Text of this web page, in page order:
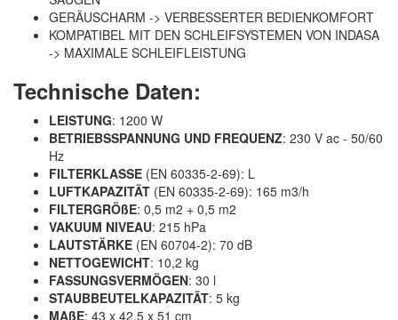
GERÄUSCHARM -> VERBESSERTER BEDIENKOMFORT
KOMPATIBEL MIT DEN SCHLEIFSYSTEMEN VON INDASA
-> MAXIMALE SCHLEIFLEISTUNG
Technische Daten:
LEISTUNG: 1200 W
BETRIEBSSPANNUNG UND FREQUENZ: 230 V ac - 50/60
Hz
FILTERKLASSE (EN 60335-2-69): L
LUFTKAPAZITÄT (EN 60335-2-69): 165 m3/h
FILTERGRÖßE: 0,5 m2 + 0,5 m2
VAKUUM NIVEAU: 215 hPa
LAUTSTÄRKE (EN 60704-2): 70 dB
NETTOGEWICHT: 10,2 kg
FASSUNGSVERMÖGEN: 30 l
STAUBBEUTELKAPAZITÄT: 5 kg
MAßE: 43 x 42,5 x 51 cm